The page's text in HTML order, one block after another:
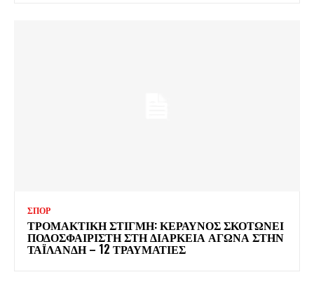
ΣΠΟΡ
ΤΡΟΜΑΚΤΙΚΗ ΣΤΙΓΜΗ: ΚΕΡΑΥΝΟΣ ΣΚΟΤΩΝΕΙ
ΠΟΔΟΣΦΑΙΡΙΣΤΗ ΣΤΗ ΔΙΑΡΚΕΙΑ ΑΓΩΝΑ ΣΤΗΝ
ΤΑΪΛΑΝΔΗ – 12 ΤΡΑΥΜΑΤΙΕΣ